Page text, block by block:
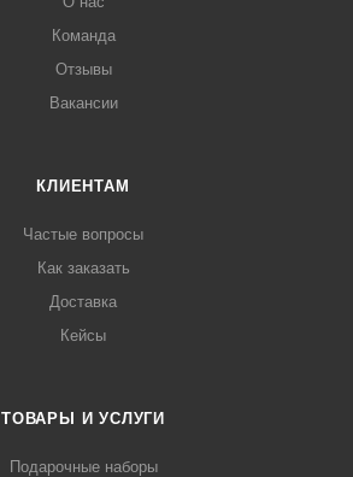
Команда
Отзывы
Вакансии
КЛИЕНТАМ
Частые вопросы
Как заказать
Доставка
Кейсы
ТОВАРЫ И УСЛУГИ
Подарочные наборы